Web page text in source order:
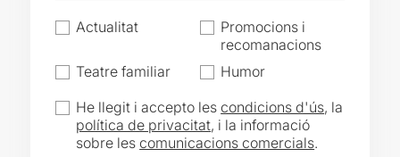
Actualitat
Promocions i
recomanacions
Teatre familiar
Humor
He llegit i accepto lescondicions d'ús, la
política de privacitat, i la informació
sobre lescomunicacions comercials.